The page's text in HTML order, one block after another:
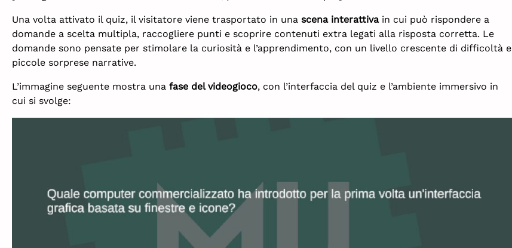
Una volta attivato il quiz, il visitatore viene trasportato in una scena interattivain cui può rispondere a
domande a scelta multipla, raccogliere punti e scoprire contenuti extra legati alla risposta corretta. Le
domande sono pensate per stimolare la curiosità e l’apprendimento, con un livello crescente di difficoltà e
piccole sorprese narrative.
L’immagine seguente mostra una fase del videogioco, con l’interfaccia del quiz e l’ambiente immersivo in
cui si svolge: